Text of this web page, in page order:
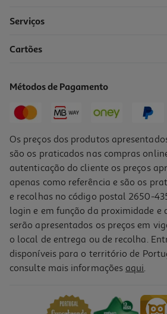
Auriculares True Wireless Qilive Q.1617
Serviços
Cartões
Métodos de Pagamento
Os preços dos produtos
são os praticados nas compras
autenticação do cliente os preços
apenas como referência e são os
e recolhas no código postal 2650-
login e em função da proximidade e
serão apresentados os preços em
o local de entrega ou de recolha.
disponíveis para o território de
consulte mais informações aqui.